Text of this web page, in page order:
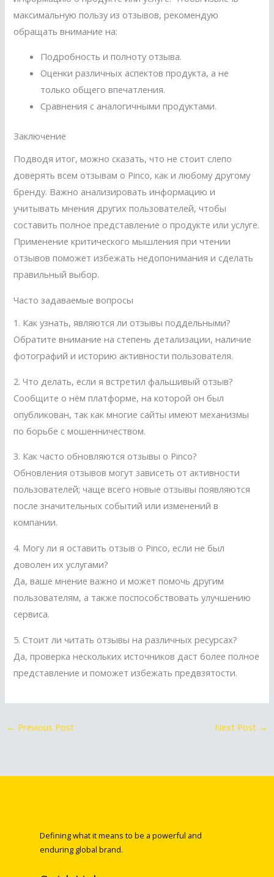
максимальную пользу из отзывов, рекомендую
обращать внимание на:
Подробность и полноту отзыва.
Оценки различных аспектов продукта, а не
только общего впечатления.
Сравнения с аналогичными продуктами.
Заключение
Подводя итог, можно сказать, что не стоит слепо
доверять всем отзывам о Pinco, как и любому другому
бренду. Важно анализировать информацию и
учитывать мнения других пользователей, чтобы
составить полное представление о продукте или услуге.
Применение критического мышления при чтении
отзывов поможет избежать недопонимания и сделать
правильный выбор.
Часто задаваемые вопросы
1. Как узнать, являются ли отзывы поддельными?
Обратите внимание на степень детализации, наличие
фотографий и историю активности пользователя.
2. Что делать, если я встретил фальшивый отзыв?
Сообщите о нём платформе, на которой он был
опубликован, так как многие сайты имеют механизмы
по борьбе с мошенничеством.
3. Как часто обновляются отзывы о Pinco?
Обновления отзывов могут зависеть от активности
пользователей; чаще всего новые отзывы появляются
после значительных событий или изменений в
компании.
4. Могу ли я оставить отзыв о Pinco, если не был
доволен их услугами?
Да, ваше мнение важно и может помочь другим
пользователям, а также поспособствовать улучшению
сервиса.
5. Стоит ли читать отзывы на различных ресурсах?
Да, проверка нескольких источников даст более полное
представление и поможет избежать предвзятости.
← Previous Post Next Post →
Defining what it means to be a powerful and
enduring global brand.